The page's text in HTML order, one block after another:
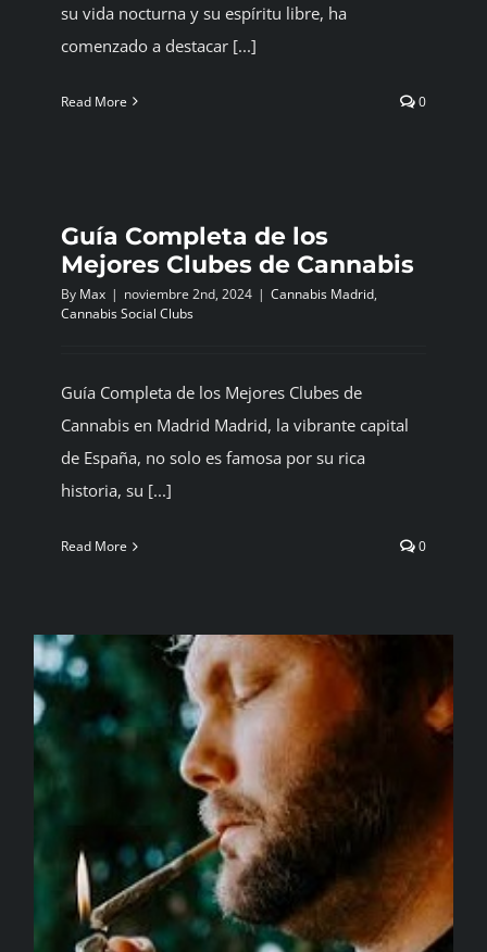
su vida nocturna y su espíritu libre, ha
comenzado a destacar [...]
Read More 0
Guía Completa de los
Mejores Clubes de Cannabis
By Max | noviembre 2nd, 2024 | Cannabis Madrid,
Cannabis Social Clubs
Guía Completa de los Mejores Clubes de
Cannabis en Madrid Madrid, la vibrante capital
de España, no solo es famosa por su rica
historia, su [...]
Read More 0